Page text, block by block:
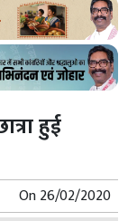
हुई
On26/02/2020